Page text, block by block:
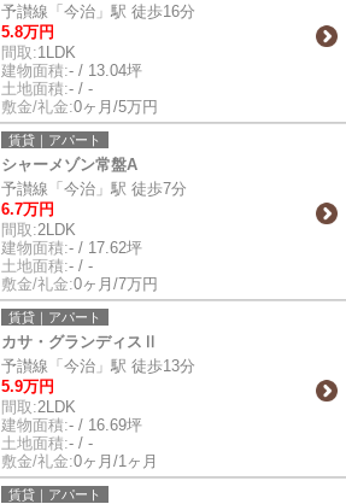
予讃線「今治」駅 徒歩16分
5.8万円
間取:1LDK
建物面積:- / 13.04坪
土地面積:- / -
敷金/礼金:0ヶ月/5万円
賃貸｜アパート
シャーメゾン常盤A
予讃線「今治」駅 徒歩7分
6.7万円
間取:2LDK
建物面積:- / 17.62坪
土地面積:- / -
敷金/礼金:0ヶ月/7万円
賃貸｜アパート
カサ・グランディスⅡ
予讃線「今治」駅 徒歩13分
5.9万円
間取:2LDK
建物面積:- / 16.69坪
土地面積:- / -
敷金/礼金:0ヶ月/1ヶ月
賃貸｜アパート